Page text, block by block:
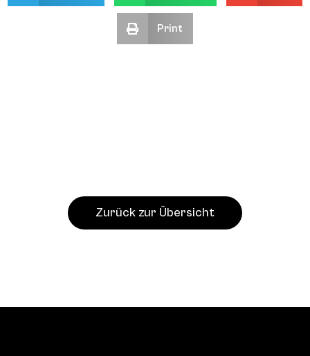
Print
Zurück zur Übersicht